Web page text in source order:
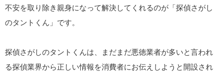
不安を取り除き親身になって解決してくれるのが「探偵さがし
のタントくん」です。
探偵さがしのタントくんは、まだまだ悪徳業者が多いと言われ
る探偵業界から正しい情報を消費者にお伝えしようと開設され